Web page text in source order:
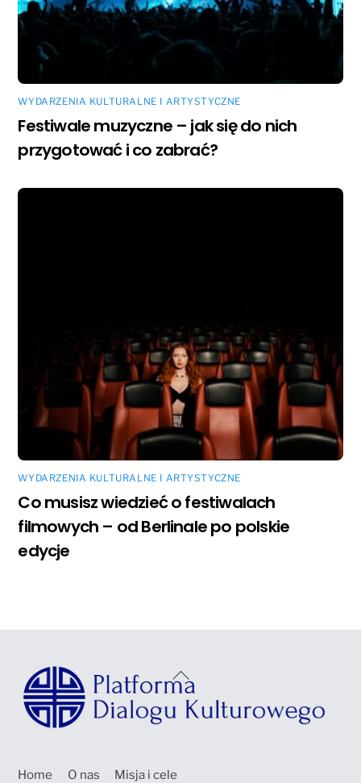
WYDARZENIA KULTURALNE I ARTYSTYCZNE
Festiwale muzyczne – jak się do nich
przygotować i co zabrać?
WYDARZENIA KULTURALNE I ARTYSTYCZNE
Co musisz wiedzieć o festiwalach
filmowych – od Berlinale po polskie
edycje
Back
To
Top
Home O nas Misja i cele